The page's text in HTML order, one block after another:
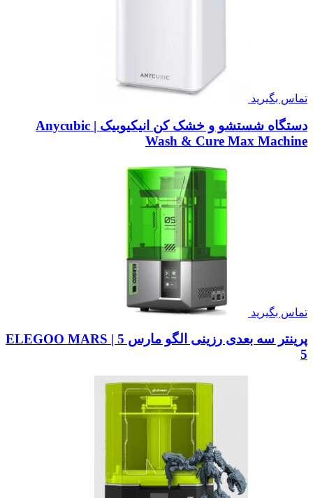
تماس بگیرید
دستگاه شستشو و خشک کن انیکیوبیک | Anycubic
Wash & Cure Max Machine
تماس بگیرید
پرینتر سه بعدی رزینی الگو مارس 5 | ELEGOO MARS
5